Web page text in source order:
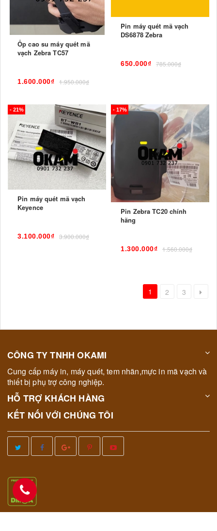
Ốp cao su máy quét mã
vạch Zebra TC57
1.600.000₫ 1.950.000₫
Pin máy quét mã vạch
DS6878 Zebra
650.000₫ 785.000₫
- 21%
Pin máy quét mã vạch
Keyence
3.100.000₫ 3.900.000₫
- 17%
Pin Zebra TC20 chính
hãng
1.300.000₫ 1.560.000₫
1 2 3
CÔNG TY TNHH OKAMI
Cung cấp máy in, máy quét, tem nhãn,mực in mã vạch và
thiết bị phụ trợ công nghiệp.
HỖ TRỢ KHÁCH HÀNG
KẾT NỐI VỚI CHÚNG TÔI